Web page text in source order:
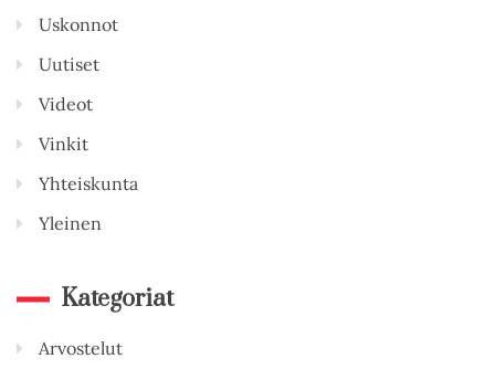
Uskonnot
Uutiset
Videot
Vinkit
Yhteiskunta
Yleinen
Kategoriat
Arvostelut